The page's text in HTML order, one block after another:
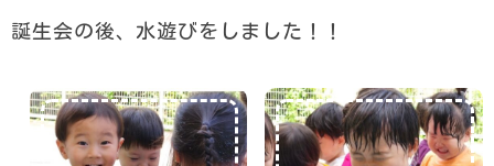
誕生会の後、水遊びをしました！！